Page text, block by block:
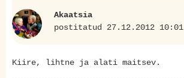
Akaatsia
postitatud 27.12.2012 10:01
Kiire, lihtne ja alati maitsev.